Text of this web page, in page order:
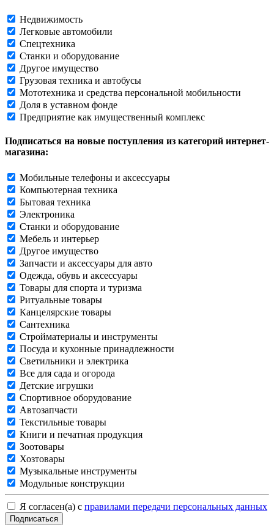
Недвижимость
Легковые автомобили
Спецтехника
Станки и оборудование
Другое имущество
Грузовая техника и автобусы
Мототехника и средства персональной мобильности
Доля в уставном фонде
Предприятие как имущественный комплекс
Подписаться на новые поступления из категорий интернет-
магазина:
Мобильные телефоны и аксессуары
Компьютерная техника
Бытовая техника
Электроника
Станки и оборудование
Мебель и интерьер
Другое имущество
Запчасти и аксессуары для авто
Одежда, обувь и аксессуары
Товары для спорта и туризма
Ритуальные товары
Канцелярские товары
Сантехника
Стройматериалы и инструменты
Посуда и кухонные принадлежности
Светильники и электрика
Все для сада и огорода
Детские игрушки
Спортивное оборудование
Автозапчасти
Текстильные товары
Книги и печатная продукция
Зоотовары
Хозтовары
Музыкальные инструменты
Модульные конструкции
Я согласен(а) с правилами передачи персональных данных
Подписаться